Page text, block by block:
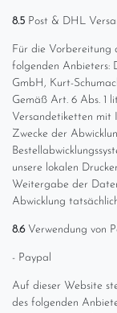
8.5 Post & DHL
Für die Vorbereitung
folgenden Anbieters:
GmbH, Kurt-
Gemäß Art. 6 Abs. 1
Versandetiketten mit
Zwecke der
unsere lokalen
Weitergabe der
Abwicklung
8.6Verwendung von
- Paypal
Auf dieser Website
des folgenden